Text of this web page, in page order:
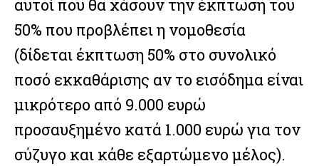
αυτοί που θα χάσουν την έκπτωση του
50% που προβλέπει η νομοθεσία
(δίδεται έκπτωση 50% στο συνολικό
ποσό εκκαθάρισης αν το εισόδημα είναι
μικρότερο από 9.000 ευρώ
προσαυξημένο κατά 1.000 ευρώ για τον
σύζυγο και κάθε εξαρτώμενο μέλος).